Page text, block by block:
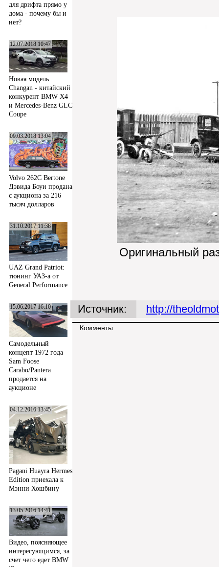
для дрифта прямо у
дома - почему бы и
нет?
12.07.2018 10:47
Новая модель
Changan - китайский
конкурент BMW X4
и Mercedes-Benz GLC
Coupe
09.03.2018 13:04
Volvo 262C Bertone
Дэвида Боуи продана
с аукциона за 216
тысяч долларов
31.10.2017 11:38
UAZ Grand Patriot:
тюнинг УАЗ-а от
General Performance
15.06.2017 16:10
Самодельный
концепт 1972 года
Sam Foose
Carabo/Pantera
продается на
аукционе
04.12.2016 13:45
Pagani Huayra Hermes
Edition приехала к
Мэнни Хошбину
13.05.2016 14:41
Видео, поясняющее
интересующимся, за
счет чего едет BMW
Оригинальный
Источник: http://
Комменты